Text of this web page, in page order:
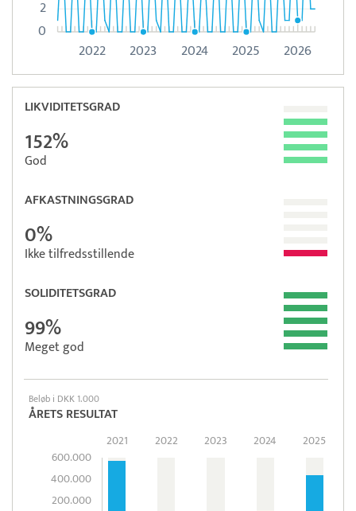
2022 2023 2024 2025 2026
0
2
LIKVIDITETSGRAD
152%
God
AFKASTNINGSGRAD
0%
Ikke tilfredsstillende
SOLIDITETSGRAD
99%
Meget god
Beløb i DKK 1.000
ÅRETS RESULTAT
600.000
400.000
200.000
2021 2022 2023 2024 2025